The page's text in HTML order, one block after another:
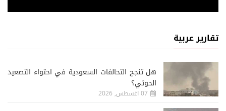
تقارير عربية
هل تنجح التحالفات السعودية في احتواء التصعيد
الحوثي؟
07 اغسطس, 2026